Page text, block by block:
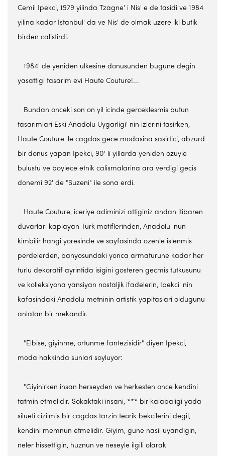
Cemil Ipekci, 1979 yilinda Tzagne' i Nis' e de tasidi ve 1984
yilina kadar Istanbul' da ve Nis' de olmak uzere iki butik
birden calistirdi.
1984' de yeniden ulkesine donusunden bugune degin
yasattigi tasarim evi Haute Couture!...
Bundan onceki son on yil icinde gerceklesmis butun
tasarimlari Eski Anadolu Uygarligi' nin izlerini tasirken,
Haute Couture' le cagdas gece modasina sasirtici, abzurd
bir donus yapan Ipekci, 90' li yillarda yeniden ozuyle
bulustu ve boylece etnik calismalarina ara verdigi gecis
donemi 92' de "Suzeni" ile sona erdi.
Haute Couture, iceriye adiminizi attiginiz andan itibaren
duvarlari kaplayan Turk motiflerinden, Anadolu' nun
kimbilir hangi yoresinde ve sayfasinda ozenle islenmis
perdelerden, banyosundaki yonca armaturune kadar her
turlu dekoratif ayrintida isigini gosteren gecmis tutkusunu
ve kolleksiyona yansiyan nostaljik ifadelerin, Ipekci' nin
kafasindaki Anadolu metninin artistik yapitaslari oldugunu
anlatan bir mekandir.
"Elbise, giyinme, ortunme fantezisidir" diyen Ipekci,
moda hakkinda sunlari soyluyor:
"Giyinirken insan herseyden ve herkesten once kendini
tatmin etmelidir. Sokaktaki insani, *** bir kalabaligi yada
silueti cizilmis bir cagdas tarzin teorik bekcilerini degil,
kendini memnun etmelidir. Giyim, gune nasil uyandigin,
neler hissettigin, huznun ve neseyle ilgili olarak